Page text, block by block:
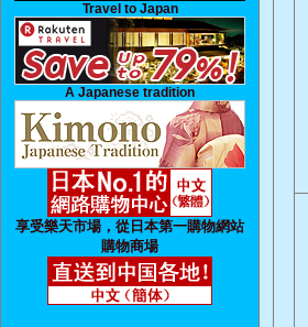
Travel to Japan
A Japanese tradition
享受樂天市場，從日本第一購物網站
購物商場